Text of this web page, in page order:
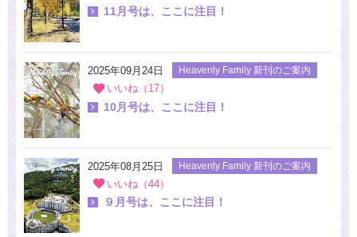
11月号は、ここに注目！
2025年09月24日 Heavenly Family 新刊のご案内
いいね（17）
10月号は、ここに注目！
2025年08月25日 Heavenly Family 新刊のご案内
いいね（44）
９月号は、ここに注目！